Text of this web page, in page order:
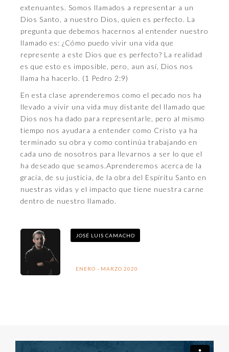
extenuantes. Somos llamados a representar a un
Dios Santo, a nuestro Dios, quien es perfecto. La
pregunta que debemos hacernos al entender nuestro
llamado es: ¿Cómo puedo vivir una vida que
represente a este Dios que es perfecto? La realidad
es que esto es imposible, pero, aun así, Dios nos
llama ha hacerlo. (1 Pedro 2:9)
En esta clase aprenderemos como el pecado nos ha
llevado a vivir una vida muy distante del llamado que
Dios nos ha dado para representarle, pero al mismo
tiempo nos ayudara a entender como Cristo ya ha
terminado su obra y como continúa trabajando en
cada uno de nosotros para llevarnos a ser lo que el
ha deseado que seamos.Aprenderemos acerca de la
gracia, de su justicia, de la obra del Espíritu Santo en
nuestras vidas y el impacto que tiene nuestra carne
dentro de nuestro llamado.
JOSÉ LUIS CAMACHO
ENERO - MARZO 2020